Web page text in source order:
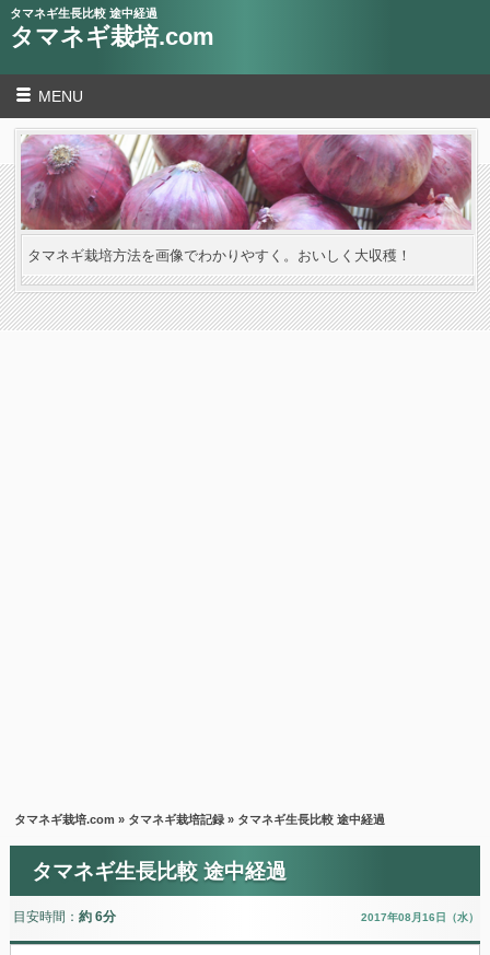
タマネギ生長比較 途中経過
タマネギ栽培.com
MENU
タマネギ栽培方法を画像でわかりやすく。おいしく大収穫！
タマネギ栽培.com » タマネギ栽培記録 » タマネギ生長比較 途中経過
タマネギ生長比較 途中経過
目安時間： 約 6分 2017年08月16日（水）